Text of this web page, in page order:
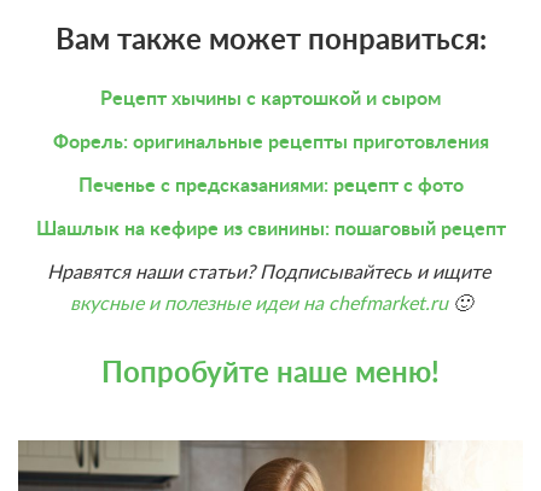
Вам также может понравиться:
Рецепт хычины с картошкой и сыром
Форель: оригинальные рецепты приготовления
Печенье с предсказаниями: рецепт с фото
Шашлык на кефире из свинины: пошаговый рецепт
Нравятся наши статьи? Подписывайтесь и ищите
вкусные и полезные идеи на chefmarket.ru 🙂
Попробуйте наше меню!